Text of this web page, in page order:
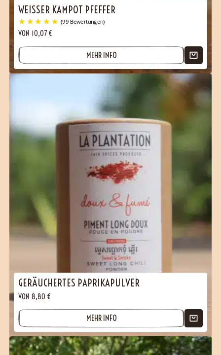
(12 Bewertungen)
WEISSER KAMPOT PFEFFER
VON 10,07€
MEHR INFO
GERÄUCHERTES PAPRIKAPULVER
VON 8,80 €
MEHR INFO